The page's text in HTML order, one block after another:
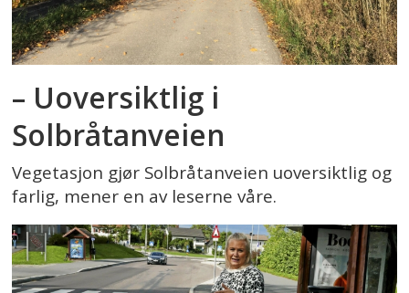
– Uoversiktlig i
Solbråtanveien
Vegetasjon gjør Solbråtanveien uoversiktlig og
farlig, mener en av leserne våre.